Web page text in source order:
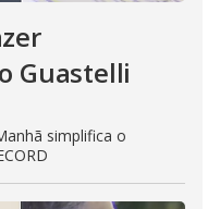
Guastelli
simplifica o